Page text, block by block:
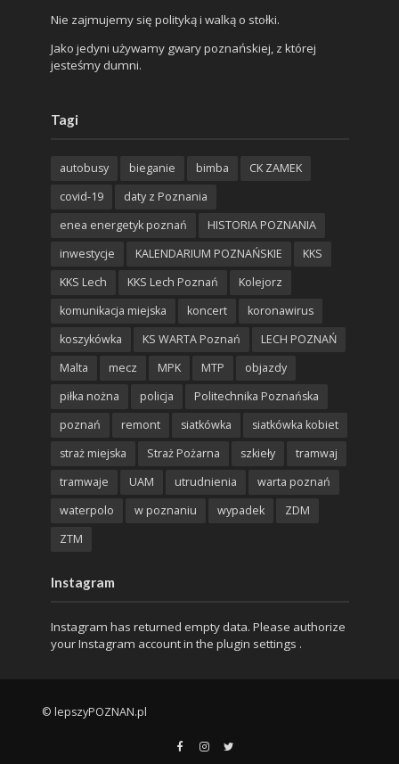
Nie zajmujemy się polityką i walką o stołki.
Jako jedyni używamy gwary poznańskiej, z której
jesteśmy dumni.
Tagi
autobusy bieganie bimba
CK ZAMEK
covid-19
daty z Poznania
enea energetyk poznań
HISTORIA POZNANIA
inwestycje
KALENDARIUM POZNAŃSKIE
KKS
KKS Lech
KKS Lech Poznań
Kolejorz
komunikacja miejska
koncert
koronawirus
koszykówka
KS WARTA Poznań
LECH POZNAŃ
Malta
mecz MPK MTP
objazdy
piłka nożna
policja
Politechnika Poznańska
poznań
remont siatkówka
siatkówka kobiet
straż miejska
Straż Pożarna szkieły
tramwaj
tramwaje
UAM utrudnienia
warta poznań
waterpolo
w poznaniu wypadek
ZDM
ZTM
Instagram
Instagram has returned empty data. Please authorize
your Instagram account in the plugin settings .
© lepszyPOZNAN.pl